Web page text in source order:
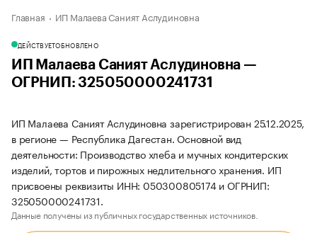
Главная ИП Малаева Саният Аслудиновна
ДЕЙСТВУЕТОБНОВЛЕНО
ИП Малаева Саният Аслудиновна —
ОГРНИП: 325050000241731
ИП Малаева Саният Аслудиновна зарегистрирован 25.12.2025,
в регионе — Республика Дагестан. Основной вид
деятельности: Производство хлеба и мучных кондитерских
изделий, тортов и пирожных недлительного хранения. ИП
присвоены реквизиты ИНН: 050300805174 и ОГРНИП:
325050000241731.
Данные получены из публичных государственных источников.